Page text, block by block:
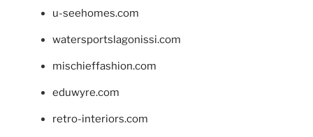
u-seehomes.com
watersportslagonissi.com
mischieffashion.com
eduwyre.com
retro-interiors.com